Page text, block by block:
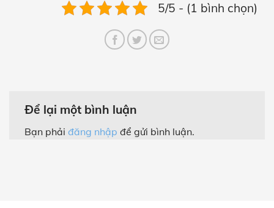
5/5 - (1 bình chọn)
Để lại một bình luận
Bạn phải đăng nhập để gửi bình luận.